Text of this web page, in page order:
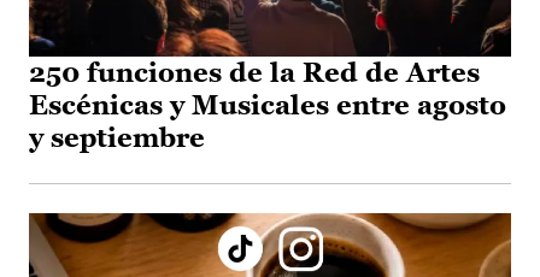
250 funciones de la Red de Artes
Escénicas y Musicales entre agosto
y septiembre